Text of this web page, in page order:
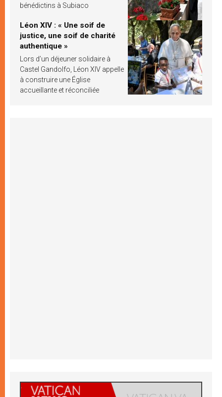
bénédictins à Subiaco
Léon XIV : « Une soif de
justice, une soif de charité
authentique »
Lors d’un déjeuner solidaire à
Castel Gandolfo, Léon XIV appelle
à construire une Église
accueillante et réconciliée